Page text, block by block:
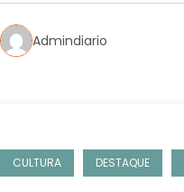
Admindiario
CULTURA DESTAQUE